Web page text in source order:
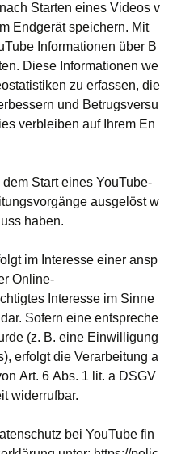
Starten eines Videos v
Endgerät speichern. Mit
Informationen über B
Diese Informationen we
zu erfassen, die
und Betrugsversu
verbleiben auf Ihrem En
Start eines YouTube-
ausgelöst w
haben.
im Interesse einer ansp
Online-
Interesse im Sinne
Sofern eine entspreche
(z. B. eine Einwilligung
erfolgt die Verarbeitung a
Art. 6 Abs. 1 lit. a DSGV
widerrufbar.
bei YouTube fin